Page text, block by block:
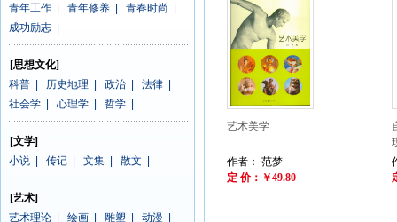
青年工作
青年修养 青春时尚
成功励志
[思想文化]
科普
历史地理 政治 法律
社会学
心理学 哲学
[文学]
小说
传记 文集 散文
[艺术]
艺术理论
绘画 雕塑 动漫
艺术美学
作者： 范梦
定 价：￥49.80